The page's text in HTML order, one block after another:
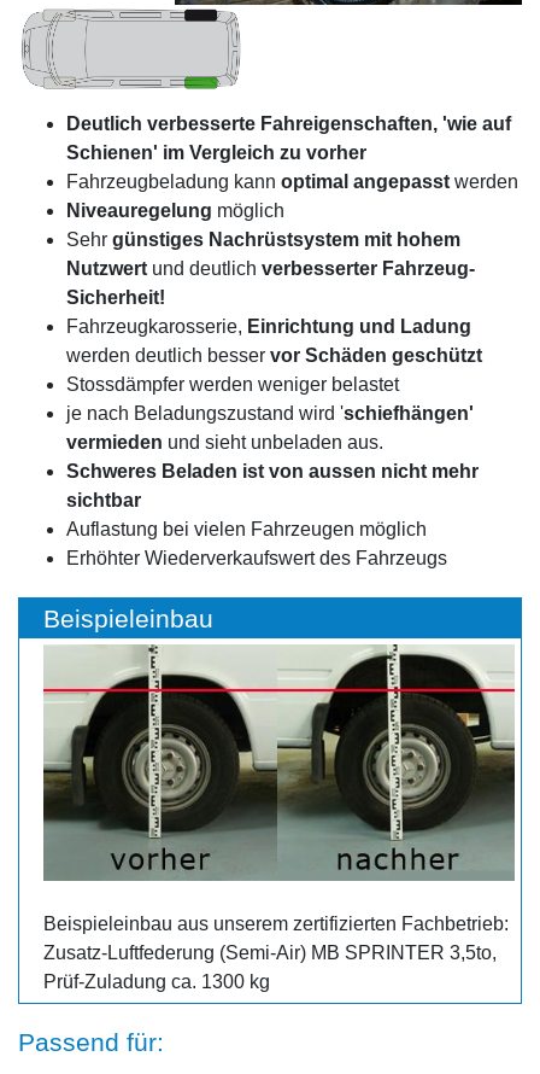
Deutlich verbesserte Fahreigenschaften, 'wie auf
Schienen' im Vergleich zu vorher
Fahrzeugbeladung kann optimal angepasst werden
Niveauregelung möglich
Sehr günstiges Nachrüstsystem mit hohem
Nutzwert und deutlich verbesserter Fahrzeug-
Sicherheit!
Fahrzeugkarosserie, Einrichtung und Ladung
werden deutlich besser vor Schäden geschützt
Stossdämpfer werden weniger belastet
je nach Beladungszustand wird 'schiefhängen'
vermieden und sieht unbeladen aus.
Schweres Beladen ist von aussen nicht mehr
sichtbar
Auflastung bei vielen Fahrzeugen möglich
Erhöhter Wiederverkaufswert des Fahrzeugs
Beispieleinbau
Beispieleinbau aus unserem zertifizierten Fachbetrieb:
Zusatz-Luftfederung (Semi-Air) MB SPRINTER 3,5to,
Prüf-Zuladung ca. 1300 kg
Passend für: